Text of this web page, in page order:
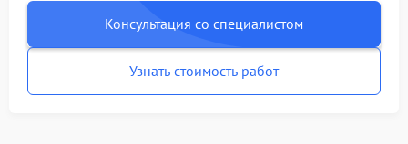
Консультация со специалистом
Узнать стоимость работ